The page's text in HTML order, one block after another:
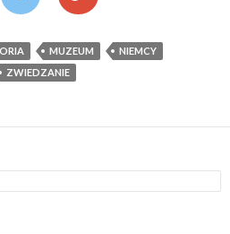
MUZEUM
NIEMCY
ZWIEDZANIE